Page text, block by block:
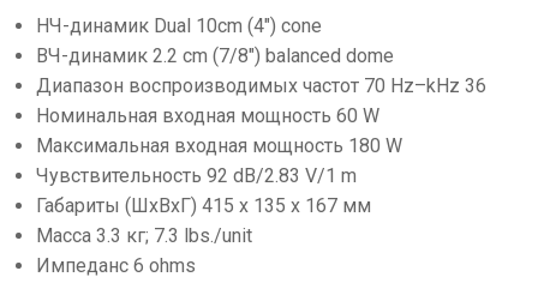
НЧ-динамик Dual 10cm (4") cone
ВЧ-динамик 2.2 cm (7/8") balanced dome
Диапазон воспроизводимых частот 70 Hz–kHz 36
Номинальная входная мощность 60 W
Максимальная входная мощность 180 W
Чувствительность 92 dB/2.83 V/1 m
Габариты (ШхВхГ) 415 x 135 x 167 мм
Масса 3.3 кг; 7.3 lbs./unit
Импеданс 6 ohms